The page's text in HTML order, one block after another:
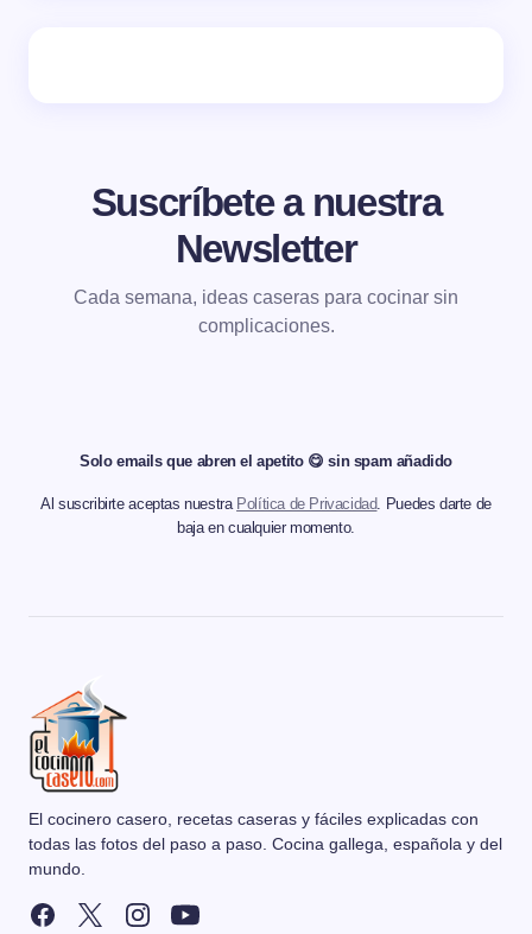
Suscríbete a nuestra
Newsletter
Cada semana, ideas caseras para cocinar sin
complicaciones.
Solo emails que abren el apetito 😋 sin spam añadido
Al suscribirte aceptas nuestra Política de Privacidad. Puedes darte de
baja en cualquier momento.
El cocinero casero, recetas caseras y fáciles explicadas con
todas las fotos del paso a paso. Cocina gallega, española y del
mundo.